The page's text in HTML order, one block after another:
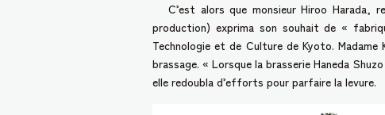
C’est alors que monsieur Hiroo Harada,
production) exprima son souhait de «
Technologie et de Culture de Kyoto.
brassage. « Lorsque la brasserie Haneda
elle redoubla d’efforts pour parfaire la levure.